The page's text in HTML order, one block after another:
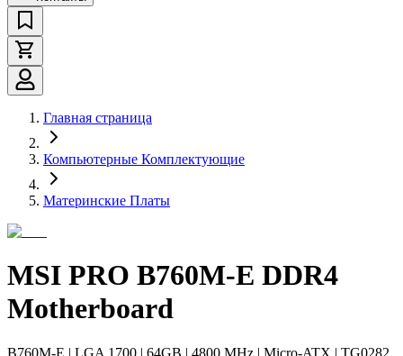
Главная страница
Компьютерные Комплектующие
Материнские Платы
MSI PRO B760M-E DDR4
Motherboard
B760M-E | LGA 1700​ | 64GB | 4800 MHz | Micro-ATX | TG0282